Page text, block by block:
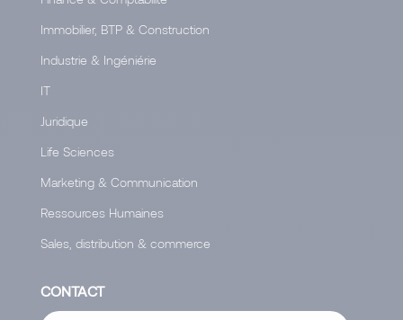
Immobilier, BTP & Construction
Industrie & Ingéniérie
IT
Juridique
Life Sciences
Marketing & Communication
Ressources Humaines
Sales, distribution & commerce
CONTACT